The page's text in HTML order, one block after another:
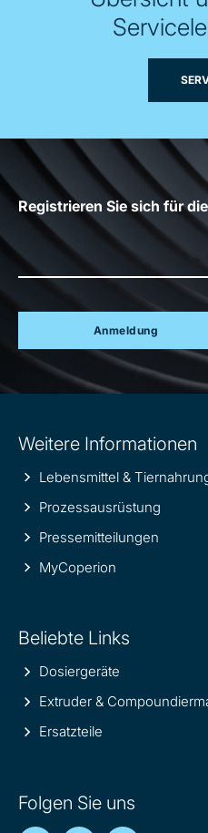
Registrieren Sie sich für
Anmeldung
information
Weitere Informationen
Lebensmittel &
Prozessausrüstung
Pressemitteilungen
MyCoperion
Beliebte Links
Dosiergeräte
Extruder &
Ersatzteile
Folgen Sie uns